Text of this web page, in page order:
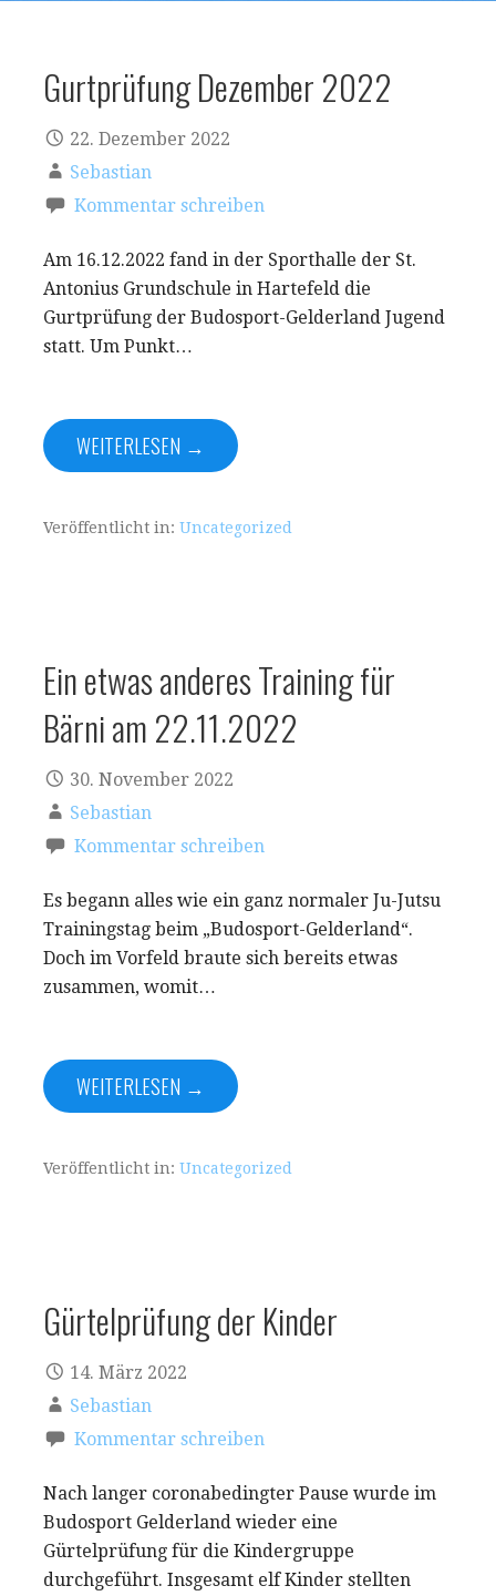
Gurtprüfung Dezember 2022
22. Dezember 2022
Sebastian
Kommentar schreiben
Am 16.12.2022 fand in der Sporthalle der St.
Antonius Grundschule in Hartefeld die
Gurtprüfung der Budosport-Gelderland Jugend
statt. Um Punkt…
WEITERLESEN →
Veröffentlicht in: Uncategorized
Ein etwas anderes Training für
Bärni am 22.11.2022
30. November 2022
Sebastian
Kommentar schreiben
Es begann alles wie ein ganz normaler Ju-Jutsu
Trainingstag beim „Budosport-Gelderland“.
Doch im Vorfeld braute sich bereits etwas
zusammen, womit…
WEITERLESEN →
Veröffentlicht in: Uncategorized
Gürtelprüfung der Kinder
14. März 2022
Sebastian
Kommentar schreiben
Nach langer coronabedingter Pause wurde im
Budosport Gelderland wieder eine
Gürtelprüfung für die Kindergruppe
durchgeführt. Insgesamt elf Kinder stellten